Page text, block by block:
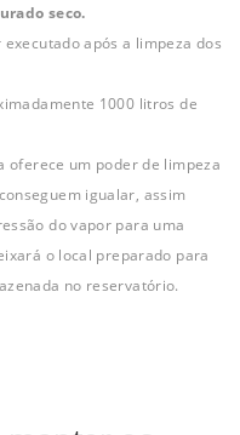
seco.
após a limpeza dos
1000 litros de
oferece um poder de limpeza
igualar, assim
do vapor para uma
o local preparado para
no reservatório.